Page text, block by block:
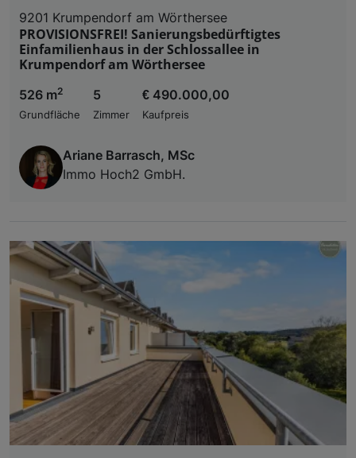
9201 Krumpendorf am Wörthersee
PROVISIONSFREI! Sanierungsbedürftigtes
Einfamilienhaus in der Schlossallee in
Krumpendorf am Wörthersee
526 m2
Grundfläche
5
Zimmer
€ 490.000,00
Kaufpreis
Ariane Barrasch, MSc
Immo Hoch2 GmbH.